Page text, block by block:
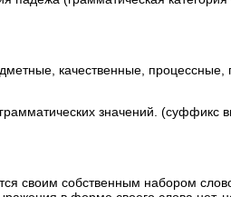
качественные, процессные,
значений. (суффикс
своим собственным набором